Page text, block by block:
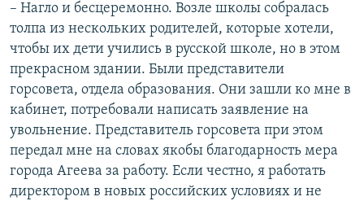
– Нагло и бесцеремонно. Возле школы собралась
толпа из нескольких родителей, которые хотели,
чтобы их дети учились в русской школе, но в этом
прекрасном здании. Были представители
горсовета, отдела образования. Они зашли ко мне в
кабинет, потребовали написать заявление на
увольнение. Представитель горсовета при этом
передал мне на словах якобы благодарность мера
города Агеева за работу. Если честно, я работать
директором в новых российских условиях и не